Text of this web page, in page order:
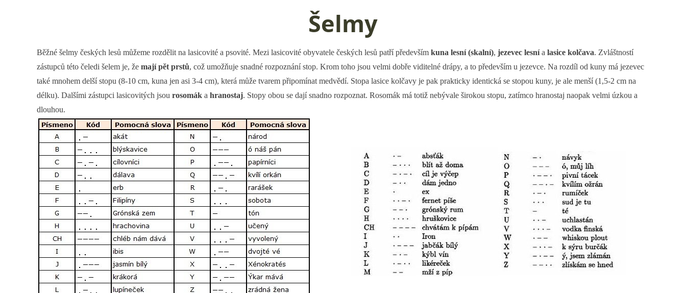
Šelmy
Běžné šelmy českých lesů můžeme rozdělit na lasicovité a psovité. Mezi lasicovité obyvatele českých lesů patří především kuna lesní (skalní), jezevec lesnía lasice kolčava. Zvláštností
zástupců této čeledi šelem je, že mají pět prstů, což umožňuje snadné rozpoznání stop. Krom toho jsou velmi dobře viditelné drápy, a to především u jezevce. Na rozdíl od kuny má jezevec
také mnohem delší stopu (8-10 cm, kuna jen asi 3-4 cm), která může tvarem připomínat medvědí. Stopa lasice kolčavy je pak prakticky identická se stopou kuny, je ale menší (1,5-2 cm na
délku). Dalšími zástupci lasicovitých jsou rosomák a hranostaj. Stopy obou se dají snadno rozpoznat. Rosomák má totiž nebývale širokou stopu, zatímco hranostaj naopak velmi úzkou a
dlouhou.